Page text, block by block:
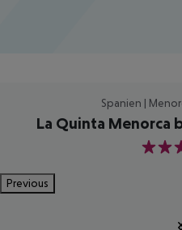
Spanien |
La Quinta Menorca
5
Previous